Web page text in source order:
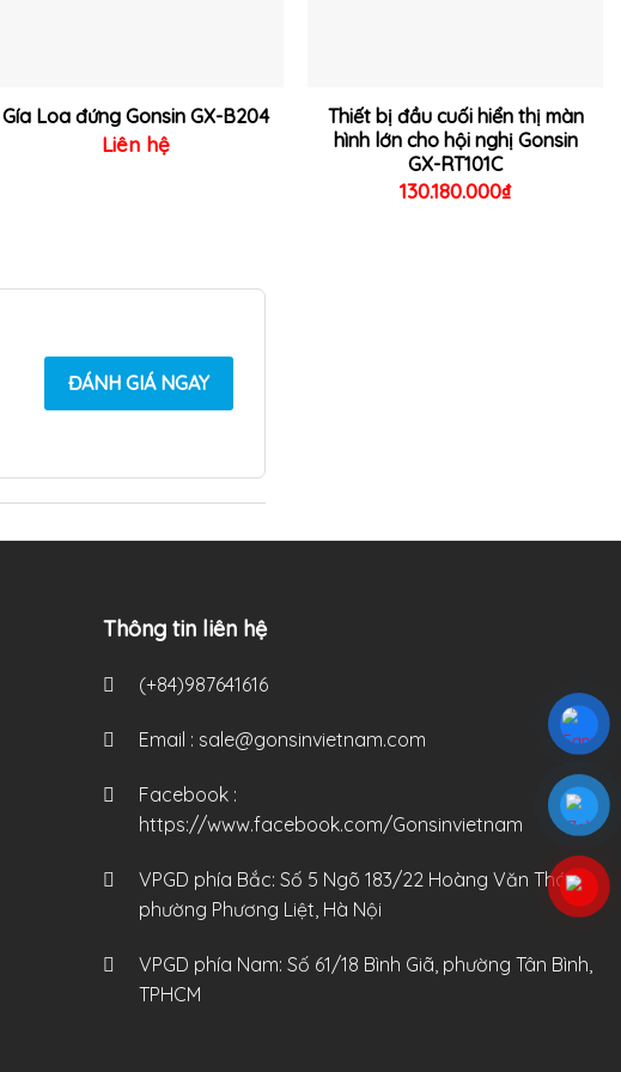
Gía Loa đứng Gonsin GX-B204
Liên hệ
Thiết bị đầu cuối hiển thị màn
hình lớn cho hội nghị Gonsin
GX-RT101C
130.180.000₫
ĐÁNH GIÁ NGAY
Thông tin liên hệ
(+84)987641616
Email : sale@gonsinvietnam.com
Facebook :
https://www.facebook.com/Gonsinvietnam
VPGD phía Bắc: Số 5 Ngõ 183/22 Hoàng Văn Thái,
phường Phương Liệt, Hà Nội
VPGD phía Nam: Số 61/18 Bình Giã, phường Tân Bình,
TPHCM